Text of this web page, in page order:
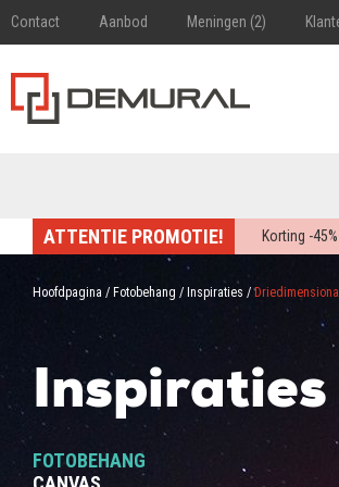
Contact Aanbod Meningen (2)
ATTENTIE PROMOTIE! Korting -45%
Hoofdpagina / Fotobehang / Inspiraties /
Inspiraties
FOTOBEHANG